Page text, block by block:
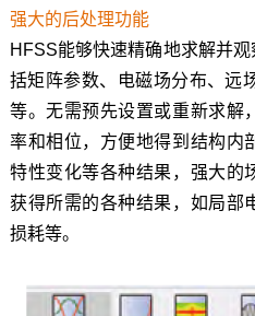
强大的后处理功能
HFSS能够快速精确地求解并
括矩阵参数、电磁场分布、远
等。无需预先设置或重新求解
率和相位，方便地得到结构内
特性变化等各种结果，强大的
获得所需的各种结果，如局部
损耗等。